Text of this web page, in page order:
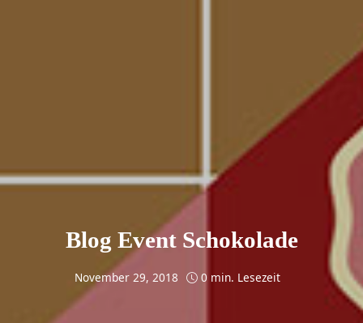
Blog Event Schokolade
November 29, 2018 0 min. Lesezeit